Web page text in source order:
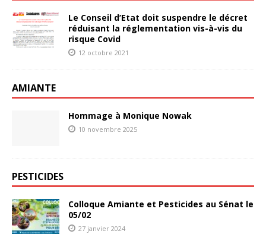
Le Conseil d’Etat doit suspendre le décret
réduisant la réglementation vis-à-vis du
risque Covid
12 octobre 2021
AMIANTE
Hommage à Monique Nowak
10 novembre 2025
PESTICIDES
Colloque Amiante et Pesticides au Sénat le
05/02
27 janvier 2024